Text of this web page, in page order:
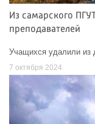
Из самарского
преподавателей
Учащихся удалили из
7 октября 2024